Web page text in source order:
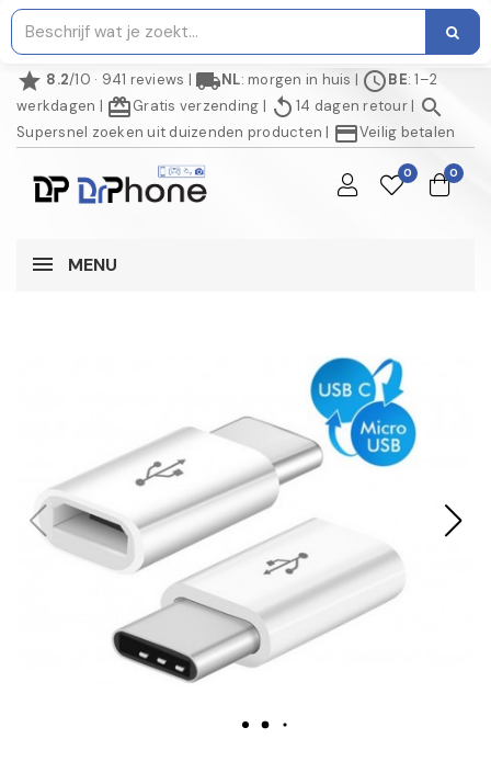
star 8.2/10 · 941 reviews | local_shippingNL: morgen in huis | scheduleBE: 1–2
werkdagen | redeemGratis verzending | replay 14 dagen retour| search
Supersnel zoeken uit duizenden producten | credit_cardVeilig betalen
0 0
MENU